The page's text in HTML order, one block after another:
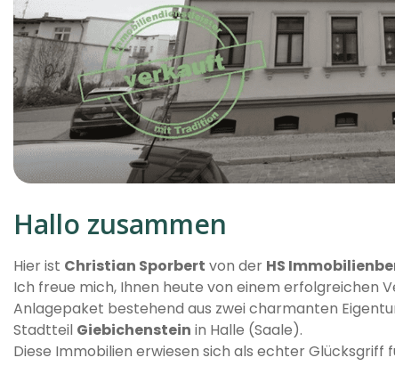
Hallo zusammen
Hier ist Christian Sporbert von der HS
Ich freue mich, Ihnen heute von einem erfolgreichen
Anlagepaket bestehend aus zwei charmanten
Stadtteil Giebichenstein in Halle (Saale).
Diese Immobilien erwiesen sich als echter Glücksgriff